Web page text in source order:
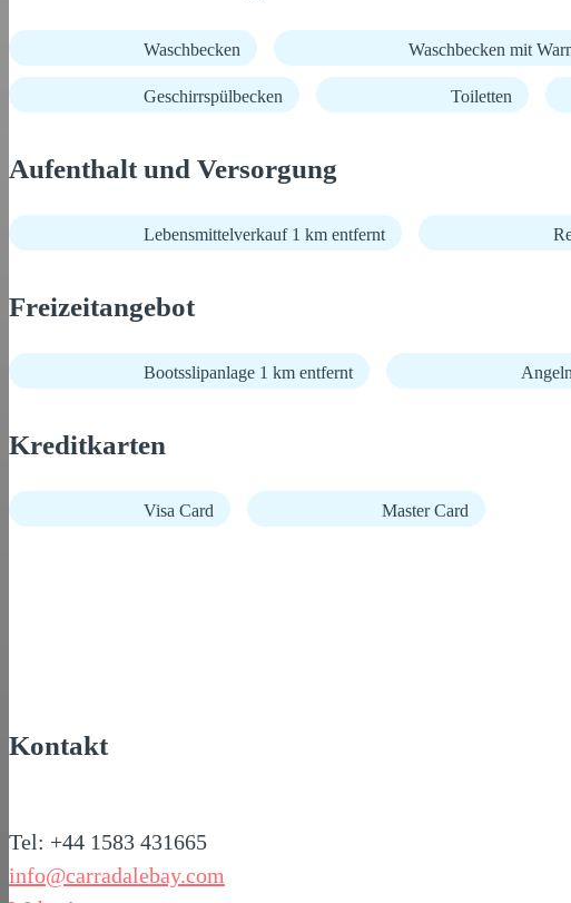
Waschbecken Waschbecken mit
Geschirrspülbecken Toiletten
Aufenthalt und Versorgung
Lebensmittelverkauf 1 km entfernt
Freizeitangebot
Bootsslipanlage 1 km entfernt Angeln
Kreditkarten
Visa Card Master Card
Kontakt
Tel: +44 1583 431665
info@carradalebay.com